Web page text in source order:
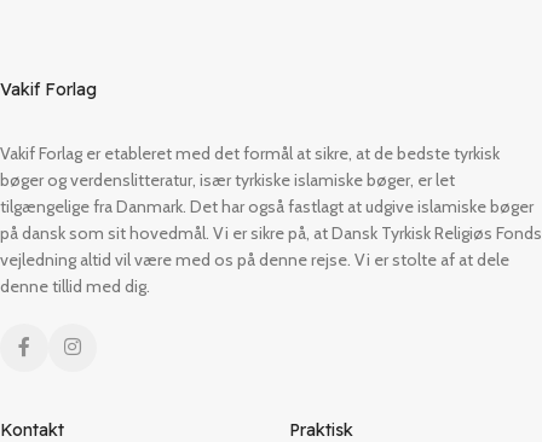
Vakif Forlag
Vakif Forlag er etableret med det formål at sikre, at de bedste tyrkisk
bøger og verdenslitteratur, især tyrkiske islamiske bøger, er let
tilgængelige fra Danmark. Det har også fastlagt at udgive islamiske bøger
på dansk som sit hovedmål. Vi er sikre på, at Dansk Tyrkisk Religiøs Fonds
vejledning altid vil være med os på denne rejse. Vi er stolte af at dele
denne tillid med dig.
Kontakt Praktisk